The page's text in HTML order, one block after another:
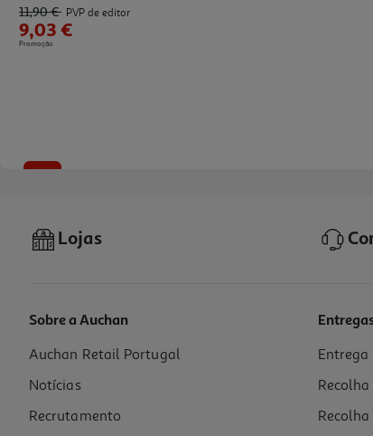
11,90 € PVP de editor
9,03 €
Promoção
Livro Vamos! - Fichas De Avaliação - 1.º Ano
8.91 €/un
8,91 €
Lojas
Sobre a Auchan
Auchan Retail Portugal
Notícias
Recrutamento
Entrega